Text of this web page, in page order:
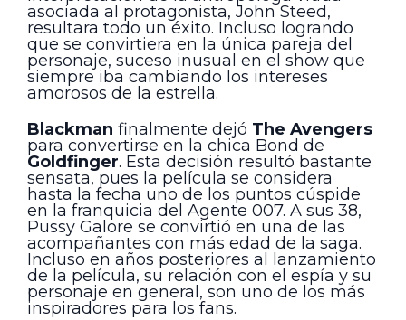
asociada al protagonista, John Steed,
resultara todo un éxito. Incluso logrando
que se convirtiera en la única pareja del
personaje, suceso inusual en el show que
siempre iba cambiando los intereses
amorosos de la estrella.
Blackman finalmente dejó The Avengers
para convertirse en la chica Bond de
Goldfinger. Esta decisión resultó bastante
sensata, pues la película se considera
hasta la fecha uno de los puntos cúspide
en la franquicia del Agente 007. A sus 38,
Pussy Galore se convirtió en una de las
acompañantes con más edad de la saga.
Incluso en años posteriores al lanzamiento
de la película, su relación con el espía y su
personaje en general, son uno de los más
inspiradores para los fans.